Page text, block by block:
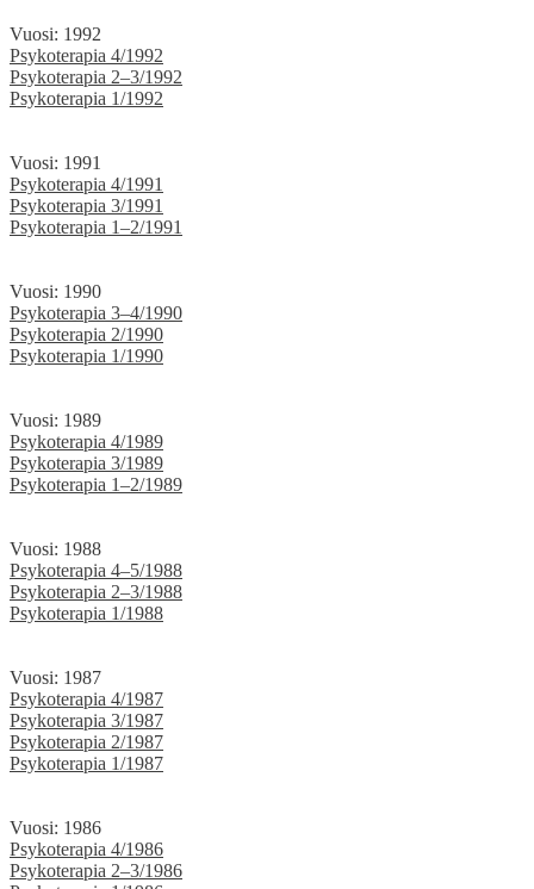
Vuosi: 1992
Psykoterapia 4/1992
Psykoterapia 2–3/1992
Psykoterapia 1/1992
Vuosi: 1991
Psykoterapia 4/1991
Psykoterapia 3/1991
Psykoterapia 1–2/1991
Vuosi: 1990
Psykoterapia 3–4/1990
Psykoterapia 2/1990
Psykoterapia 1/1990
Vuosi: 1989
Psykoterapia 4/1989
Psykoterapia 3/1989
Psykoterapia 1–2/1989
Vuosi: 1988
Psykoterapia 4–5/1988
Psykoterapia 2–3/1988
Psykoterapia 1/1988
Vuosi: 1987
Psykoterapia 4/1987
Psykoterapia 3/1987
Psykoterapia 2/1987
Psykoterapia 1/1987
Vuosi: 1986
Psykoterapia 4/1986
Psykoterapia 2–3/1986